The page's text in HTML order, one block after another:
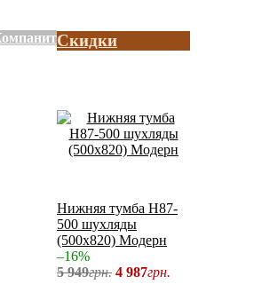
Скидки
Нижняя тумба Н87-
500 шухляды
(500x820) Модерн
–16%
5 949грн. 4 987грн.